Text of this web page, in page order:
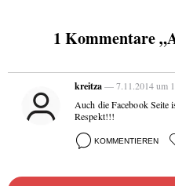
1 Kommentare
kreitza— 7.11.2014 um
Auch die Facebook
Respekt!!!
KOMMENTIEREN